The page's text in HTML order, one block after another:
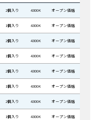
2個入り 4300K オープン価格
1個入り 4300K オープン価格
2個入り 4300K オープン価格
1個入り 4300K オープン価格
2個入り 4300K オープン価格
1個入り 4300K オープン価格
2個入り 4300K オープン価格
1個入り 4300K オープン価格